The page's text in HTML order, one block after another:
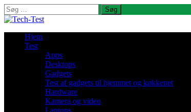
Søg
efter:
Hjem
Test
Apps
Desktops
Gadgets
Test af gadgets til hjemmet og køkkenet
Hardware
Kamera og video
Laptops